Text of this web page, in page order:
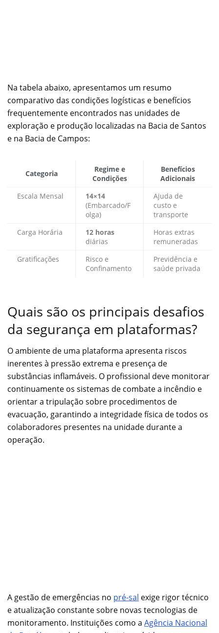
Na tabela abaixo, apresentamos um resumo
comparativo das condições logísticas e benefícios
frequentemente encontrados nas unidades de
exploração e produção localizadas na Bacia de Santos
e na Bacia de Campos:
Categoria
Regime e
Condições
Benefícios
Adicionais
Escala Mensal
14×14
(Embarcado/F
olga)
Ajuda de
custo e
transporte
Carga Horária
12 horas
diárias
Horas extras
remuneradas
Gratificações
Risco e
Confinamento
Previdência e
saúde privada
Quais são os principais desafios
da segurança em plataformas?
O ambiente de uma plataforma apresenta riscos
inerentes à pressão extrema e presença de
substâncias inflamáveis. O profissional deve monitorar
continuamente os sistemas de combate a incêndio e
orientar a tripulação sobre procedimentos de
evacuação, garantindo a integridade física de todos os
colaboradores presentes na unidade durante a
operação.
A gestão de emergências no pré-sal exige rigor técnico
e atualização constante sobre novas tecnologias de
monitoramento. Instituições como a Agência Nacional